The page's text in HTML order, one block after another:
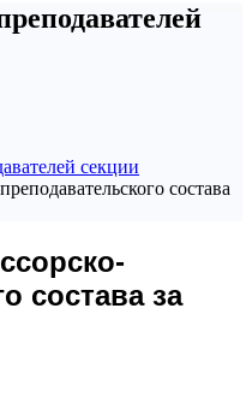
секции
состава
состава за